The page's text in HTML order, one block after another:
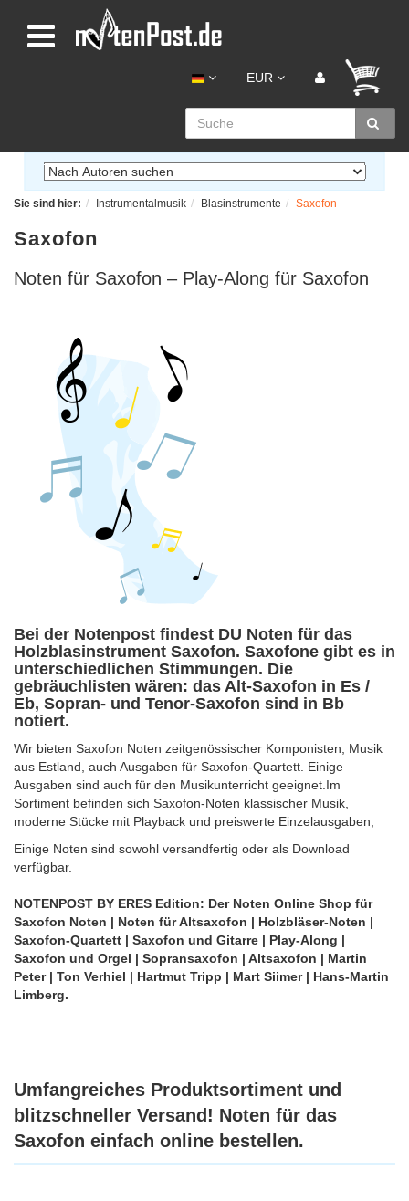
EUR
Sie sind hier: Instrumentalmusik Blasinstrumente Saxofon
Saxofon
Noten für Saxofon – Play-Along für Saxofon
Bei der Notenpost findest DU Noten für das
Holzblasinstrument Saxofon. Saxofone gibt es in
unterschiedlichen Stimmungen. Die
gebräuchlisten wären: das Alt-Saxofon in Es /
Eb, Sopran- und Tenor-Saxofon sind in Bb
notiert.
Wir bieten Saxofon Noten zeitgenössischer Komponisten, Musik
aus Estland, auch Ausgaben für Saxofon-Quartett. Einige
Ausgaben sind auch für den Musikunterricht geeignet.Im
Sortiment befinden sich Saxofon-Noten klassischer Musik,
moderne Stücke mit Playback und preiswerte Einzelausgaben,
Einige Noten sind sowohl versandfertig oder als Download
verfügbar.
NOTENPOST BY ERES Edition: Der Noten Online Shop für
Saxofon Noten | Noten für Altsaxofon | Holzbläser-Noten |
Saxofon-Quartett | Saxofon und Gitarre | Play-Along |
Saxofon und Orgel | Sopransaxofon | Altsaxofon | Martin
Peter | Ton Verhiel | Hartmut Tripp | Mart Siimer | Hans-Martin
Limberg.
Umfangreiches Produktsortiment und
blitzschneller Versand! Noten für das
Saxofon einfach online bestellen.